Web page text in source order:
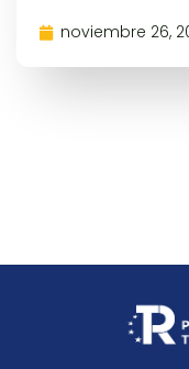
noviembre 26,